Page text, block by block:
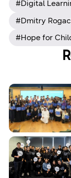
#Digital
#Dmitry
#Hope for